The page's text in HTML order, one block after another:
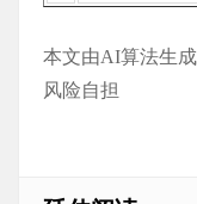
本文由AI算法生
风险自担